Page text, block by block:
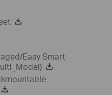
Easy Smart